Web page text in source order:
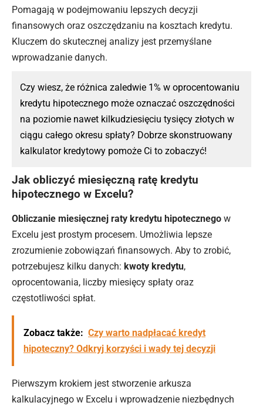
Pomagają w podejmowaniu lepszych decyzji
finansowych oraz oszczędzaniu na kosztach kredytu.
Kluczem do skutecznej analizy jest przemyślane
wprowadzanie danych.
Czy wiesz, że różnica zaledwie 1% w oprocentowaniu
kredytu hipotecznego może oznaczać oszczędności
na poziomie nawet kilkudziesięciu tysięcy złotych w
ciągu całego okresu spłaty? Dobrze skonstruowany
kalkulator kredytowy pomoże Ci to zobaczyć!
Jak obliczyć miesięczną ratę kredytu
hipotecznego w Excelu?
Obliczanie miesięcznej raty kredytu hipotecznego w
Excelu jest prostym procesem. Umożliwia lepsze
zrozumienie zobowiązań finansowych. Aby to zrobić,
potrzebujesz kilku danych: kwoty kredytu,
oprocentowania, liczby miesięcy spłaty oraz
częstotliwości spłat.
Zobacz także: Czy warto nadpłacać kredyt
hipoteczny? Odkryj korzyści i wady tej decyzji
Pierwszym krokiem jest stworzenie arkusza
kalkulacyjnego w Excelu i wprowadzenie niezbędnych